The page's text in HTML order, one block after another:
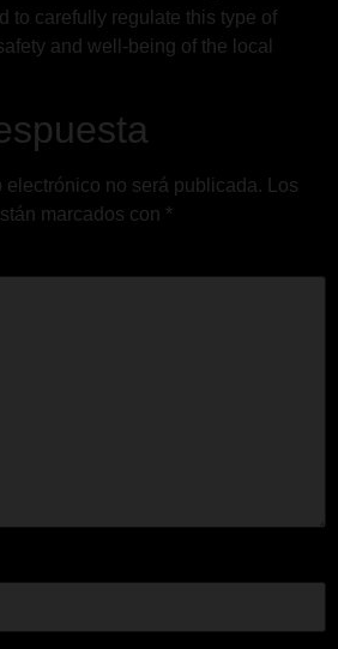
to carefully regulate this type of
and well-being of the local
electrónico no será publicada.
Los
marcados con *